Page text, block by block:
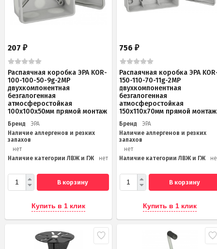
207 ₽
Распаячная коробка ЭРА KOR-
100-100-50-9g-2MP
двухкомпонентная
безгалогенная
атмосферостойкая
100х100х50мм прямой монтаж
Бренд
ЭРА
Наличие аллергенов и резких
запахов
нет
Наличие категории ЛВЖ и ГЖ
нет
В корзину
Купить в 1 клик
756₽
Распаячная коробка ЭРА
150-110-70-11g-2MP
двухкомпонентная
безгалогенная
атмосферостойкая
150х110х70мм прямой монтаж
Бренд
ЭРА
Наличие аллергенов и резких
запахов
нет
Наличие категории ЛВЖ и ГЖ
В корзину
Купить в 1 клик